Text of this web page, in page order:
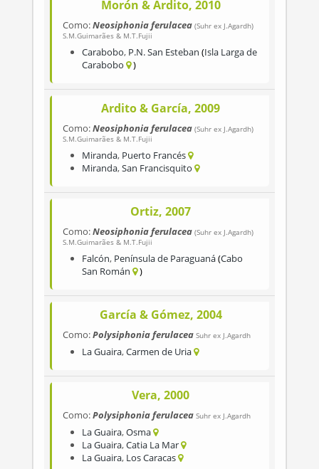
Morón & Ardito, 2010
Como:Neosiphonia ferulacea (Suhr ex J.Agardh)
S.M.Guimarães & M.T.Fujii
Carabobo, P.N. San Esteban Isla Larga de
Carabobo
Ardito & García, 2009
Como:Neosiphonia ferulacea (Suhr ex J.Agardh)
S.M.Guimarães & M.T.Fujii
Miranda, Puerto Francés
Miranda,San Francisquito
Ortiz, 2007
Como:Neosiphonia ferulacea (Suhr ex J.Agardh)
S.M.Guimarães & M.T.Fujii
Falcón, Península de Paraguaná Cabo
San Román
García & Gómez, 2004
Como:Polysiphonia ferulacea Suhr ex J.Agardh
La Guaira,Carmen de Uria
Vera, 2000
Como:Polysiphonia ferulacea Suhr ex J.Agardh
La Guaira,Osma
La Guaira,Catia La Mar
La Guaira, Los Caracas